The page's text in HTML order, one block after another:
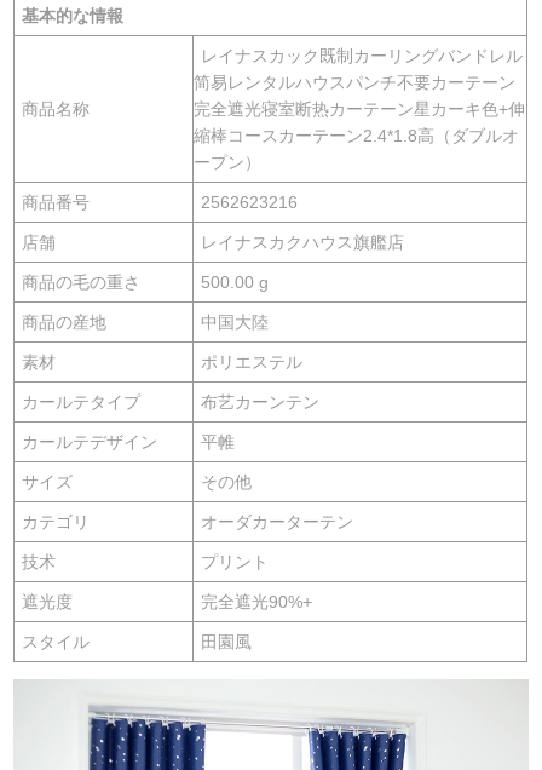
基本的な情報
商品名称
レイナスカック既制カーリングバンドレル
简易レンタルハウスパンチ不要カーテーン
完全遮光寝室断热カーテーン星カーキ色+伸
縮棒コースカーテーン2.4*1.8高（ダブルオ
ープン）
商品番号 2562623216
店舗 レイナスカクハウス旗艦店
商品の毛の重さ 500.00 g
商品の産地 中国大陸
素材 ポリエステル
カールテタイプ 布艺カーンテン
カールテデザイン 平帷
サイズ その他
カテゴリ オーダカーターテン
技术 プリント
遮光度 完全遮光90%+
スタイル 田園風